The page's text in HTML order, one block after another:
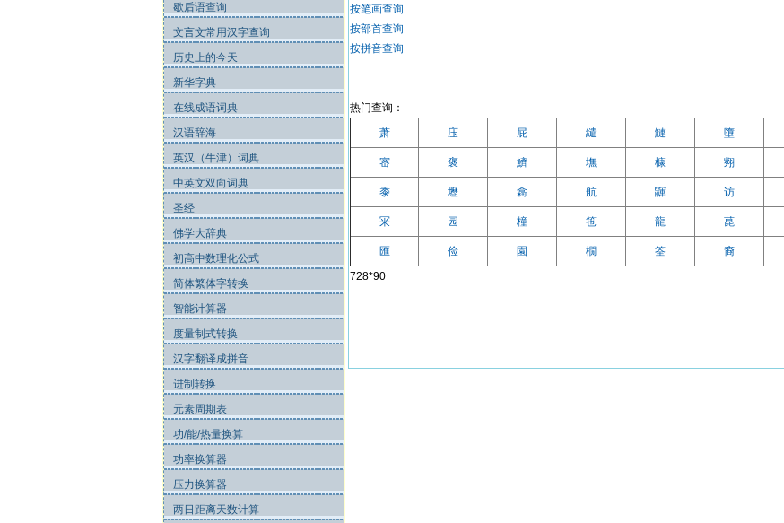
歇后语查询
文言文常用汉字查询
历史上的今天
新华字典
在线成语词典
汉语辞海
英汉（牛津）词典
中英文双向词典
圣经
佛学大辞典
初高中数理化公式
简体繁体字转换
智能计算器
度量制式转换
汉字翻译成拼音
进制转换
元素周期表
功/能/热量换算
功率换算器
压力换算器
两日距离天数计算
按笔画查询
按部首查询
按拼音查询
热门查询：
萧
庒 屁 繾 鰱 墮
宻 褒 鱭 墲 槺 翙
黍 壢 樖 航 鼲 访
冞 园 橦 竾 龍 菎
匯 俭 園 橌 筌 裔
728*90